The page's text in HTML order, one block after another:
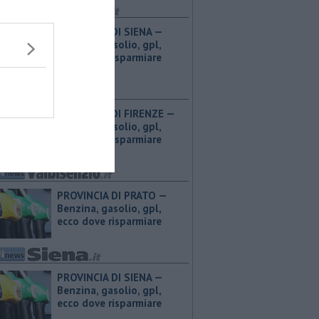
PROVINCIA DI SIENA — ​
Benzina, gasolio, gpl,
ecco dove risparmiare
PROVINCIA DI FIRENZE — ​
Benzina, gasolio, gpl,
ecco dove risparmiare
PROVINCIA DI PRATO — ​
Benzina, gasolio, gpl,
ecco dove risparmiare
PROVINCIA DI SIENA — ​
Benzina, gasolio, gpl,
ecco dove risparmiare